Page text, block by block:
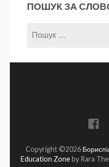
ПОШУК ЗА
Copyright ©2026
Education Zoneby Rara